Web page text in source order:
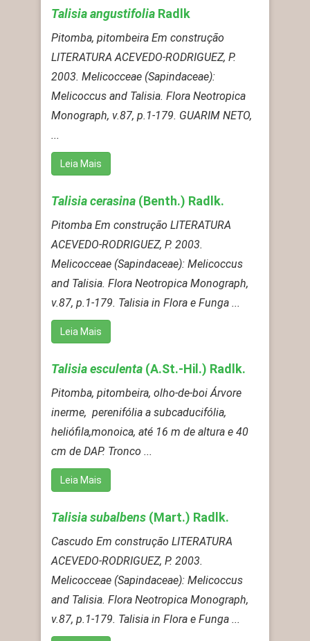
Talisia angustifolia Radlk
Pitomba, pitombeira Em construção
LITERATURA ACEVEDO-RODRIGUEZ, P.
2003. Melicocceae (Sapindaceae):
Melicoccus and Talisia. Flora Neotropica
Monograph, v.87, p.1-179. GUARIM NETO,
...
Leia Mais
Talisia cerasina (Benth.) Radlk.
Pitomba Em construção LITERATURA
ACEVEDO-RODRIGUEZ, P. 2003.
Melicocceae (Sapindaceae): Melicoccus
and Talisia. Flora Neotropica Monograph,
v.87, p.1-179. Talisia in Flora e Funga ...
Leia Mais
Talisia esculenta (A.St.-Hil.) Radlk.
Pitomba, pitombeira, olho-de-boi Árvore
inerme, perenifólia a subcaducifólia,
heliófila,monoica, até 16 m de altura e 40
cm de DAP. Tronco ...
Leia Mais
Talisia subalbens (Mart.) Radlk.
Cascudo Em construção LITERATURA
ACEVEDO-RODRIGUEZ, P. 2003.
Melicocceae (Sapindaceae): Melicoccus
and Talisia. Flora Neotropica Monograph,
v.87, p.1-179. Talisia in Flora e Funga ...